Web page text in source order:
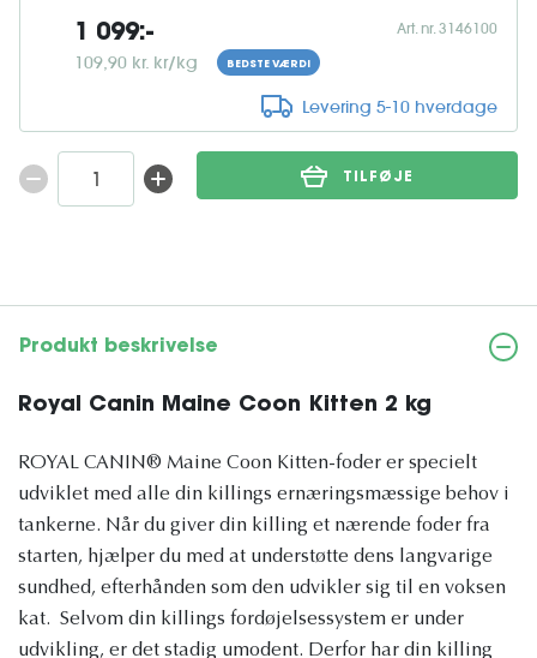
1 099:-
109,90 kr. kr/kg BEDSTE VÆRDI
Art. nr. 3146100
Levering 5-10 hverdage
TILFØJE
Produkt beskrivelse
Royal Canin Maine Coon Kitten 2 kg
ROYAL CANIN® Maine Coon Kitten-foder er specielt
udviklet med alle din killings ernæringsmæssige behov i
tankerne. Når du giver din killing et nærende foder fra
starten, hjælper du med at understøtte dens langvarige
sundhed, efterhånden som den udvikler sig til en voksen
kat. Selvom din killings fordøjelsessystem er under
udvikling, er det stadig umodent. Derfor har din killing